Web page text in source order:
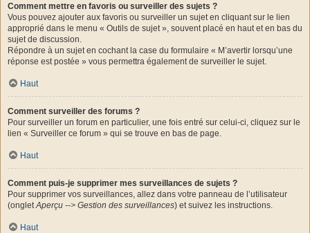
Comment mettre en favoris ou surveiller des sujets ?
Vous pouvez ajouter aux favoris ou surveiller un sujet en cliquant sur le lien
approprié dans le menu « Outils de sujet », souvent placé en haut et en bas du
sujet de discussion.
Répondre à un sujet en cochant la case du formulaire « M’avertir lorsqu’une
réponse est postée » vous permettra également de surveiller le sujet.
Haut
Comment surveiller des forums ?
Pour surveiller un forum en particulier, une fois entré sur celui-ci, cliquez sur le
lien « Surveiller ce forum » qui se trouve en bas de page.
Haut
Comment puis-je supprimer mes surveillances de sujets ?
Pour supprimer vos surveillances, allez dans votre panneau de l’utilisateur
(ongletAperçu --> Gestion des surveillances) et suivez les instructions.
Haut